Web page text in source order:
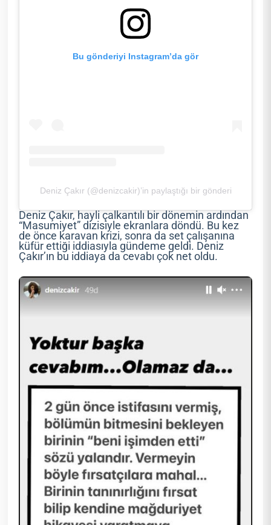
Bu gönderiyi Instagram’da gör
Deniz Çakır (@denizcakir)’in paylaştığı bir gönderi
Deniz Çakır, hayli çalkantılı bir dönemin ardından
“Masumiyet” dizisiyle ekranlara döndü. Bu kez
de önce karavan krizi, sonra da set çalışanına
küfür ettiği iddiasıyla gündeme geldi. Deniz
Çakır’ın bu iddiaya da cevabı çok net oldu.